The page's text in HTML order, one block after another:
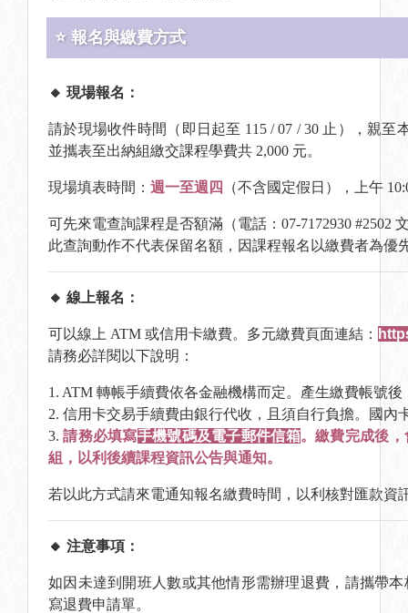
⭐ 報名與繳費方式
🔸 現場報名：
請於現場收件時間（即日起至 115 / 07 / 30 止），親
並攜表至出納組繳交課程學費共 2,000 元。
現場填表時間： 週一至週四 （不含國定假日），上午
可先來電查詢課程是否額滿（電話：07-7172930 #2502
此查詢動作不代表保留名額，因課程報名以繳費者為優
🔸 線上報名：
可以線上 ATM 或信用卡繳費。多元繳費頁面連結：
請務必詳閱以下說明：
1. ATM 轉帳手續費依各金融機構而定。產生繳費帳號
2. 信用卡交易手續費由銀行代收，且須自行負擔。國內
3.請務必填寫手機號碼及電子郵件信箱。繳費完成後
組，以利後續課程資訊公告與通知。
若以此方式請來電通知報名繳費時間，以利核對匯款資
🔸 注意事項：
如因未達到開班人數或其他情形需辦理退費，請攜帶
寫退費申請單。